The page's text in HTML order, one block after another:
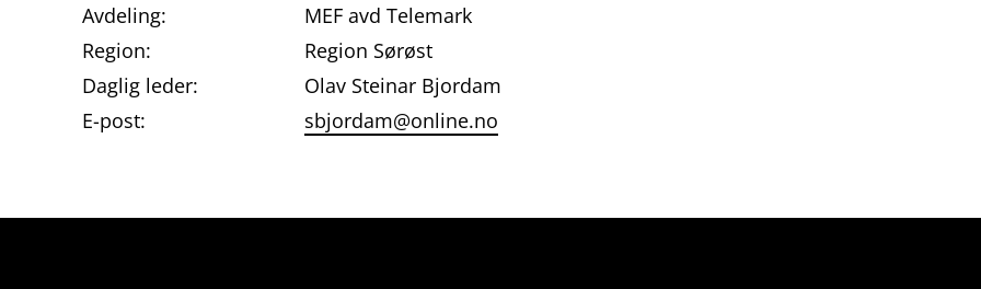
Avdeling:
MEF avd Telemark
Region:
Region Sørøst
Daglig leder:
Olav Steinar Bjordam
E-post:
sbjordam@online.no